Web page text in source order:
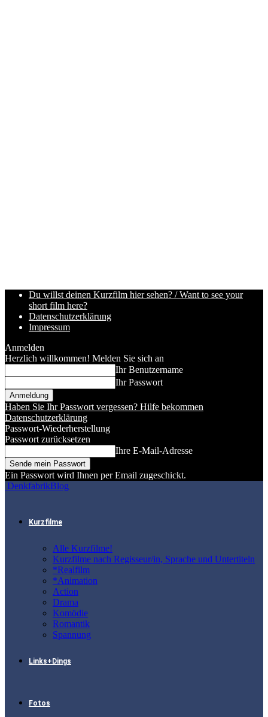
Du willst deinen Kurzfilm hier sehen? / Want to see your
short film here?
Datenschutzerklärung
Impressum
Anmelden
Herzlich willkommen! Melden Sie sich an
Ihr Benutzername
Ihr Passwort
Haben Sie Ihr Passwort vergessen? Hilfe bekommen
Datenschutzerklärung
Passwort-Wiederherstellung
Passwort zurücksetzen
Ihre E-Mail-Adresse
Ein Passwort wird Ihnen per Email zugeschickt.
DenkfabrikBlog
Kurzfilme
Alle Kurzfilme!
Kurzfilme nach Regisseur/in, Sprache und Untertiteln
*Realfilm
*Animation
Action
Drama
Komödie
Romantik
Spannung
Links+Dings
Fotos